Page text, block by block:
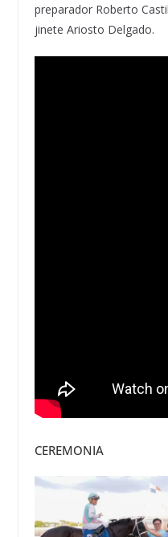
preparador Roberto
jinete Ariosto Delgado.
CEREMONIA